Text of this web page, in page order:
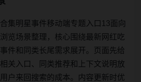
集明星事件移动端专题入口13面向
览场景整理，核心围绕最新网红吃
件和同类长尾需求展开。页面先给
关入口、同类推荐和上下文说明放
户来回搜索的成本。内容更新时优